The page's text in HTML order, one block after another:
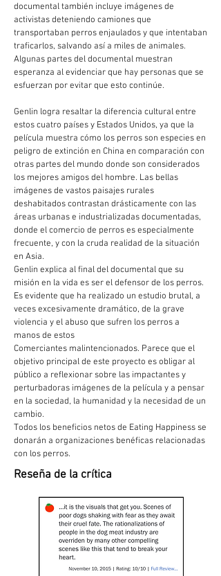
documental también incluye imágenes de
activistas deteniendo camiones que
transportaban perros enjaulados y que intentaban
traficarlos, salvando así a miles de animales.
Algunas partes del documental muestran
esperanza al evidenciar que hay personas que se
esfuerzan por evitar que esto continúe.
Genlin logra resaltar la diferencia cultural entre
estos cuatro países y Estados Unidos, ya que la
película muestra cómo los perros son especies en
peligro de extinción en China en comparación con
otras partes del mundo donde son considerados
los mejores amigos del hombre. Las bellas
imágenes de vastos paisajes rurales
deshabitados contrastan drásticamente con las
áreas urbanas e industrializadas documentadas,
donde el comercio de perros es especialmente
frecuente, y con la cruda realidad de la situación
en Asia.
Genlin explica al final del documental que su
misión en la vida es ser el defensor de los perros.
Es evidente que ha realizado un estudio brutal, a
veces excesivamente dramático, de la grave
violencia y el abuso que sufren los perros a
manos de estos
Comerciantes malintencionados. Parece que el
objetivo principal de este proyecto es obligar al
público a reflexionar sobre las impactantes y
perturbadoras imágenes de la película y a pensar
en la sociedad, la humanidad y la necesidad de un
cambio.
Todos los beneficios netos de Eating Happiness se
donarán a organizaciones benéficas relacionadas
con los perros.
Reseña de la crítica